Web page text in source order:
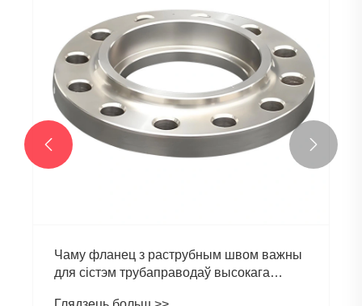
Чаму фланец з раструбным швом важны
для сістэм трубаправодаў высокага
 